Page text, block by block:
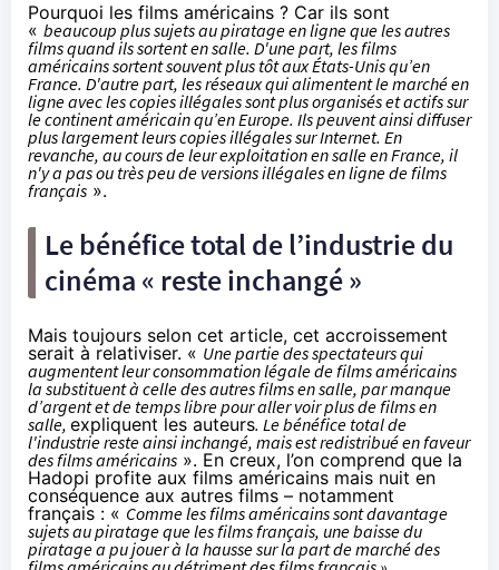
Pourquoi les films américains ? Car ils sont
« beaucoup plus sujets au piratage en ligne que les autres
films quand ils sortent en salle. D'une part, les films
américains sortent souvent plus tôt aux États-Unis qu’en
France. D'autre part, les réseaux qui alimentent le marché en
ligne avec les copies illégales sont plus organisés et actifs sur
le continent américain qu’en Europe. Ils peuvent ainsi diffuser
plus largement leurs copies illégales sur Internet. En
revanche, au cours de leur exploitation en salle en France, il
n'y a pas ou très peu de versions illégales en ligne de films
français ».
Le bénéfice total de l’industrie du
cinéma « reste inchangé »
Mais toujours selon cet article, cet accroissement
serait à relativiser. « Une partie des spectateurs qui
augmentent leur consommation légale de films américains
la substituent à celle des autres films en salle, par manque
d’argent et de temps libre pour aller voir plus de films en
salle, expliquent les auteurs. Le bénéfice total de
l'industrie reste ainsi inchangé, mais est redistribué en faveur
des films américains ». En creux, l’on comprend que la
Hadopi profite aux films américains mais nuit en
conséquence aux autres films – notamment
français : « Comme les films américains sont davantage
sujets au piratage que les films français, une baisse du
piratage a pu jouer à la hausse sur la part de marché des